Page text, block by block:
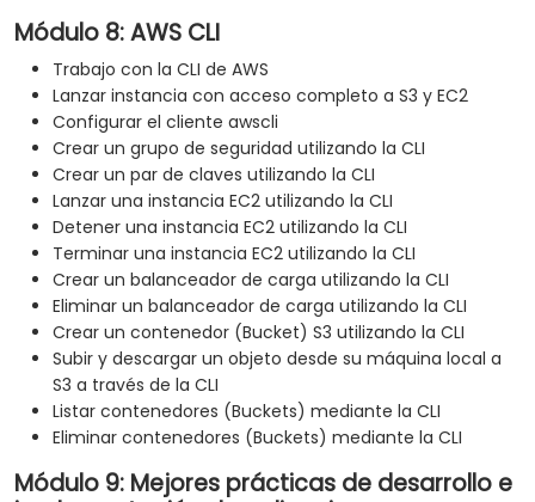
Módulo 8: AWS CLI
Trabajo con la CLI de AWS
Lanzar instancia con acceso completo a S3 y EC2
Configurar el cliente awscli
Crear un grupo de seguridad utilizando la CLI
Crear un par de claves utilizando la CLI
Lanzar una instancia EC2 utilizando la CLI
Detener una instancia EC2 utilizando la CLI
Terminar una instancia EC2 utilizando la CLI
Crear un balanceador de carga utilizando la CLI
Eliminar un balanceador de carga utilizando la CLI
Crear un contenedor (Bucket) S3 utilizando la CLI
Subir y descargar un objeto desde su máquina local a
S3 a través de la CLI
Listar contenedores (Buckets) mediante la CLI
Eliminar contenedores (Buckets) mediante la CLI
Módulo 9: Mejores prácticas de desarrollo e